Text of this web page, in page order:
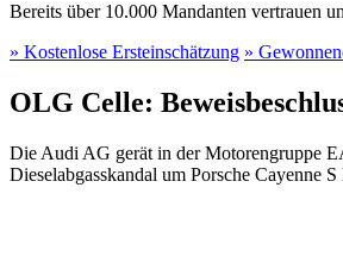
Bereits über 10.000 Mandanten vertrauen
» Kostenlose Ersteinschätzung »
OLG Celle:
Die Audi AG gerät in der Motorengruppe
Dieselabgasskandal um Porsche Cayenne